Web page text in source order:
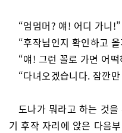
“엄멈머? 얘! 어디 가니!”
“후작님인지 확인하고
“얘! 그런 꼴로 가면 어
“다녀오겠습니다. 잠깐
도나가 뭐라고 하는 것
기 후작 자리에 앉은 다음